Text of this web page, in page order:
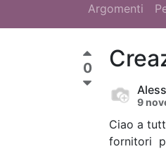
Argomenti
0
9
Ciao a
fornitori